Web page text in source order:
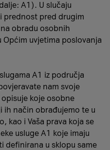
A1). U slučaju
prednost pred drugim
obradu osobnih
Općim uvjetima poslovanja
A1 iz područja
nam svoje
koje osobne
ih način obrađujemo te u
kao i Vaša prava koja se
usluge A1 koje imaju
definirana u sklopu same